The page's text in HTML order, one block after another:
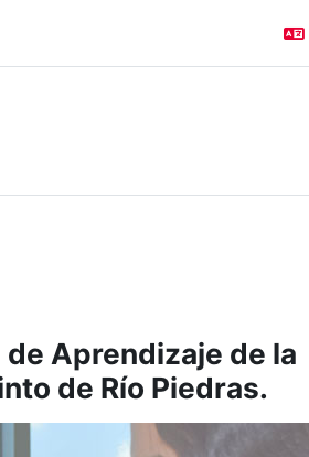
Aprendizaje de la
de Río Piedras.